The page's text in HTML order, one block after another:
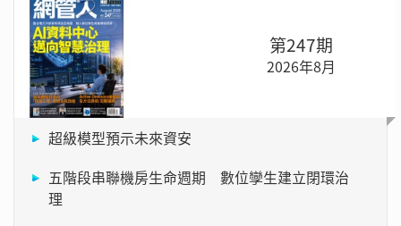
第247期
2026年8月
超級模型預示未來資安
五階段串聯機房生命週期 數位孿生建立閉環治
理